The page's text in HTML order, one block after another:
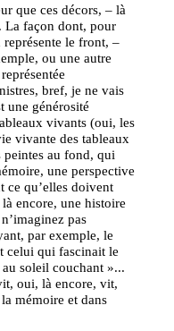
que ces décors, – là
La façon dont, pour
le front, –
ou une autre
bref, je ne vais
une générosité
vivants (oui, les
vivante des tableaux
au fond, qui
une perspective
ce qu’elles doivent
encore, une histoire
pas
par exemple, le
celui qui fascinait le
soleil couchant »...
oui, là encore, vit,
mémoire et dans